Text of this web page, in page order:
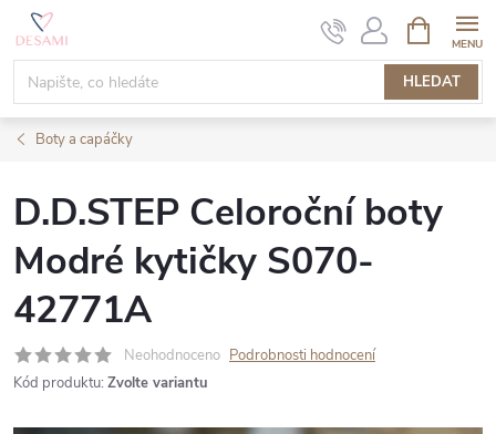
Přejít
obsah
HLEDAT
NÁKUPNÍ
KOŠÍK
Boty a capáčky
D.D.STEP Celoroční boty
Modré kytičky S070-
42771A
Neohodnoceno Podrobnosti hodnocení
Kód produktu: Zvolte variantu